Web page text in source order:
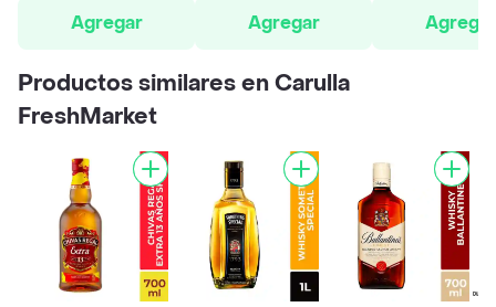
Agregar
Agregar
Agregar
Productos similares en Carulla
FreshMarket